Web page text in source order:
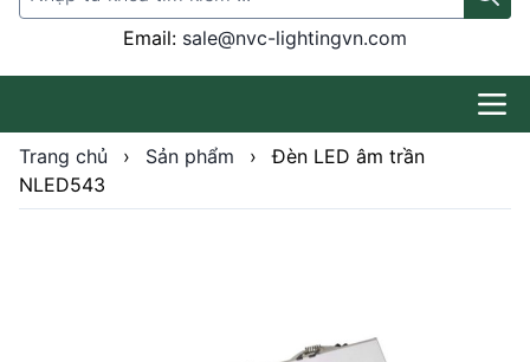
Email: sale@nvc-lightingvn.com
Trang chủ › Sản phẩm ›
Đèn LED âm trần
NLED543